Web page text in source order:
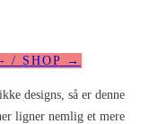
/ SHOP →
designs, så er denne
ligner nemlig et mere